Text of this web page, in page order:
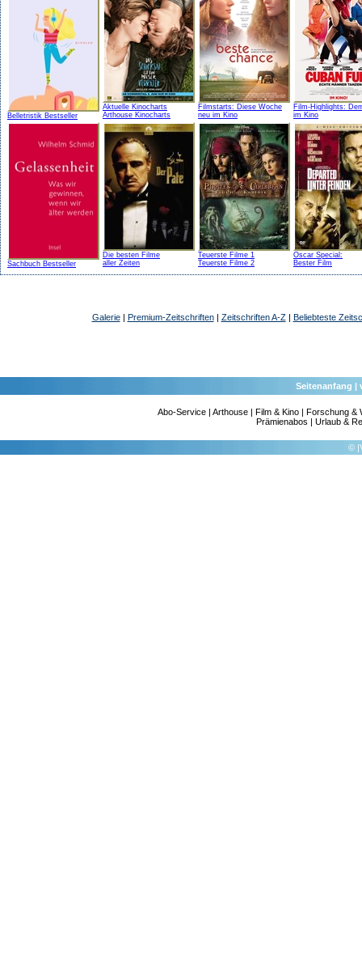
Belletristik Bestseller
Aktuelle Kinocharts
Arthouse Kinocharts
Filmstarts: Diese Woche
neu im Kino
Film-Highlights:
im Kino
Sachbuch Bestseller
Die besten Filme
aller Zeiten
Teuerste Filme 1
Teuerste Filme 2
Oscar Special:
Bester Film
Galerie| Premium-Zeitschriften| Zeitschriften A-Z| Beliebteste
Seitenanfang |
Abo-Service| Arthouse| Film & Kino| Forschung &
Prämienabos |Urlaub &
©